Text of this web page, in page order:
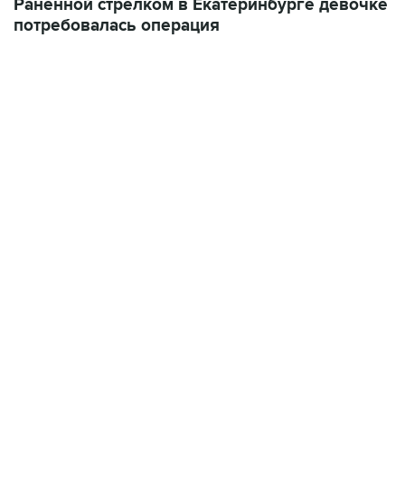
Раненной стрелком в Екатеринбурге девочке
потребовалась операция